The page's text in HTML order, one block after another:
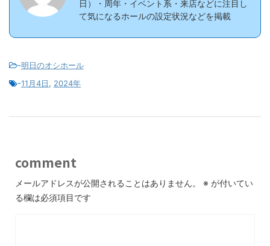
日）・周年・イベント系・来店などに注目し
て気になるホールの設定状況などを掲載
-明日のオシホール
-11月4日, 2024年
comment
メールアドレスが公開されることはありません。 ※ が付いてい
る欄は必須項目です